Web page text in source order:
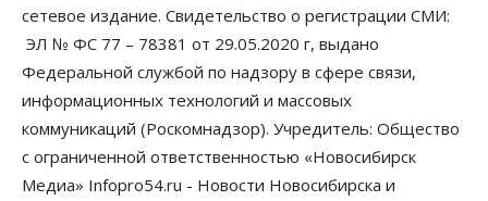
сетевое издание. Свидетельство о регистрации СМИ:
ЭЛ № ФС 77 – 78381 от 29.05.2020 г, выдано
Федеральной службой по надзору в сфере связи,
информационных технологий и массовых
коммуникаций (Роскомнадзор). Учредитель: Общество
с ограниченной ответственностью «Новосибирск
Медиа» Infopro54.ru - Новости Новосибирска и